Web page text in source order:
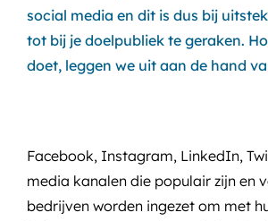
social media en dit is dus bij
tot bij je doelpubliek te geraken.
doet, leggen we uit aan de hand
Facebook, Instagram, LinkedIn,
media kanalen die populair zijn en
bedrijven worden ingezet om met